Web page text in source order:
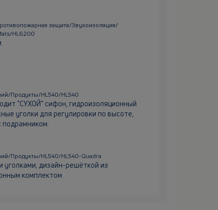
защита/Звукоизоляция/
HL6200
Продукты/HL540/HL540
"СУХОЙ" сифон, гидроизоляционный
уголки для регулировки по высоте,
подрамником.
Продукты/HL540/HL540-Quadra
уголками, дизайн-решёткой из
комплектом